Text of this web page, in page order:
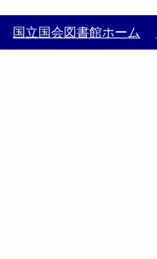
国立国会図書館ホーム